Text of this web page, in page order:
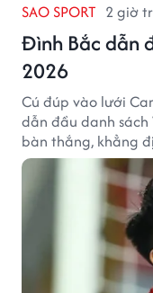
SAO SPORT 2 giờ
Đình Bắc dẫn
2026
Cú đúp vào lưới
dẫn đầu danh sách
bàn thắng, khẳng
tuyển Việt Nam.